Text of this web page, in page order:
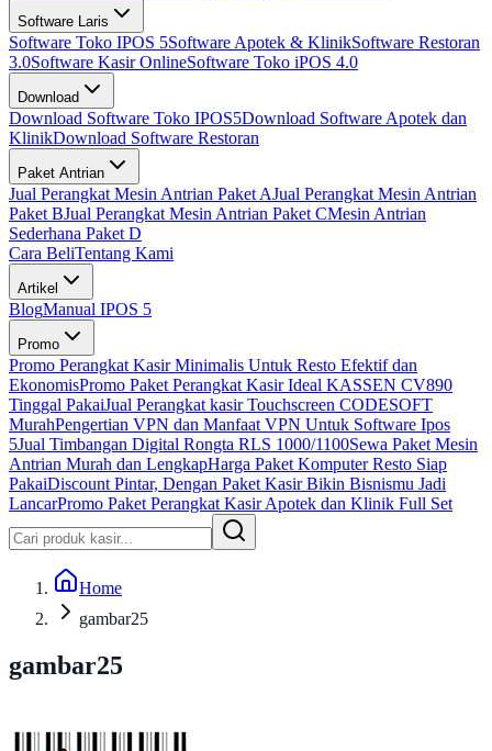
Software Laris
Software Toko IPOS 5Software Apotek & KlinikSoftware Restoran
3.0Software Kasir OnlineSoftware Toko iPOS 4.0
Download
Download Software Toko IPOS5Download Software Apotek dan
KlinikDownload Software Restoran
Paket Antrian
Jual Perangkat Mesin Antrian Paket AJual Perangkat Mesin Antrian
Paket BJual Perangkat Mesin Antrian Paket CMesin Antrian
Sederhana Paket D
Cara BeliTentang Kami
Artikel
BlogManual IPOS 5
Promo
Promo Perangkat Kasir Minimalis Untuk Resto Efektif dan
EkonomisPromo Paket Perangkat Kasir Ideal KASSEN CV890
Tinggal PakaiJual Perangkat kasir Touchscreen CODESOFT
MurahPengertian VPN dan Manfaat VPN Untuk Software Ipos
5Jual Timbangan Digital Rongta RLS 1000/1100Sewa Paket Mesin
Antrian Murah dan LengkapHarga Paket Komputer Resto Siap
PakaiDiscount Pintar, Dengan Paket Kasir Bikin Bisnismu Jadi
LancarPromo Paket Perangkat Kasir Apotek dan Klinik Full Set
Home
gambar25
gambar25